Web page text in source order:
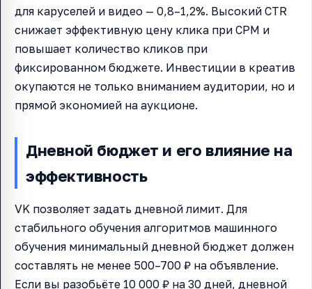
для каруселей и видео — 0,8–1,2%. Высокий CTR
снижает эффективную цену клика при CPM и
повышает количество кликов при
фиксированном бюджете. Инвестиции в креатив
окупаются не только вниманием аудитории, но и
прямой экономией на аукционе.
Дневной бюджет и его влияние на
эффективность
VK позволяет задать дневной лимит. Для
стабильного обучения алгоритмов машинного
обучения минимальный дневной бюджет должен
составлять не менее 500–700 ₽ на объявление.
Если вы разобьёте 10 000 ₽ на 30 дней, дневной